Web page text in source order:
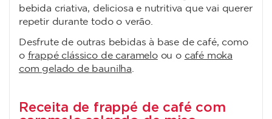
bebida criativa, deliciosa e nutritiva que vai querer
repetir durante todo o verão.
Desfrute de outras bebidas à base de café, como
o frappé clássico de carameloou o café moka
com gelado de baunilha.
Receita de frappé de café com